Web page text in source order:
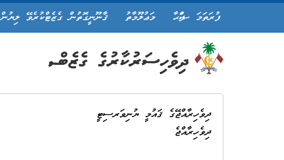
ފުރަތަމަ ޞަފްޙާ މަޢުލޫމާތު ޤާނޫނީގޮތުން ގެޒެޓްކުރެވޭ ލިޔުން
ދިވެހިރާއްޖޭގެ ޤައުމީ ޔުނިވަރސިޓީ
ދިވެހިރާއްޖެ